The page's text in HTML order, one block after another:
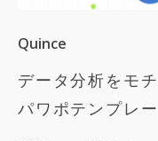
Quince
データ分析をモ
パワポテンプレー